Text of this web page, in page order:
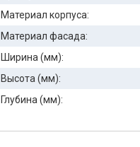
Материал корпуса:
Материал фасада:
Ширина (мм):
Высота (мм):
Глубина (мм):